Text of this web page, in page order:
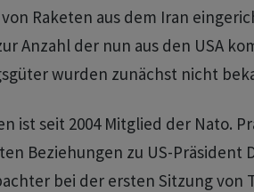
Raketen aus dem Iran
Anzahl der nun aus den USA
wurden zunächst nicht
ist seit 2004 Mitglied der Nato.
Beziehungen zu US-Präsident
bei der ersten Sitzung von